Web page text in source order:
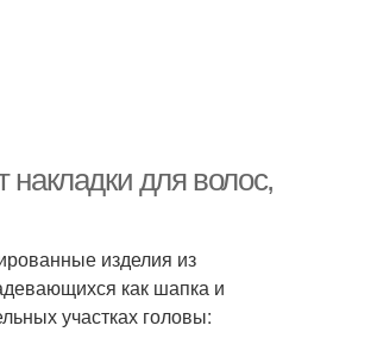
для волос,
изделия из
как шапка и
участках головы: